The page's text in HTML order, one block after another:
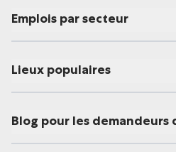
Emplois par secteur
Lieux populaires
Blog pour les demandeurs